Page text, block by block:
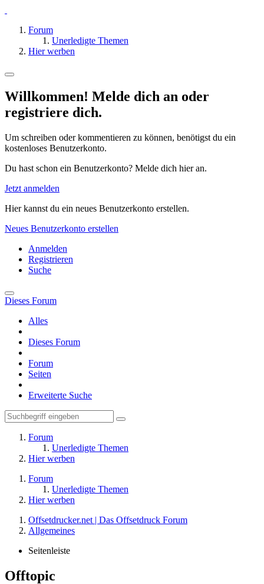
Forum
Unerledigte Themen
Hier werben
Willkommen! Melde dich an oder
registriere dich.
Um schreiben oder kommentieren zu können, benötigst du ein
kostenloses Benutzerkonto.
Du hast schon ein Benutzerkonto? Melde dich hier an.
Jetzt anmelden
Hier kannst du ein neues Benutzerkonto erstellen.
Neues Benutzerkonto erstellen
Anmelden
Registrieren
Suche
Dieses Forum
Alles
Dieses Forum
Forum
Seiten
Erweiterte Suche
Forum
Unerledigte Themen
Hier werben
Forum
Unerledigte Themen
Hier werben
Offsetdrucker.net | Das Offsetdruck Forum
Allgemeines
Seitenleiste
Offtopic